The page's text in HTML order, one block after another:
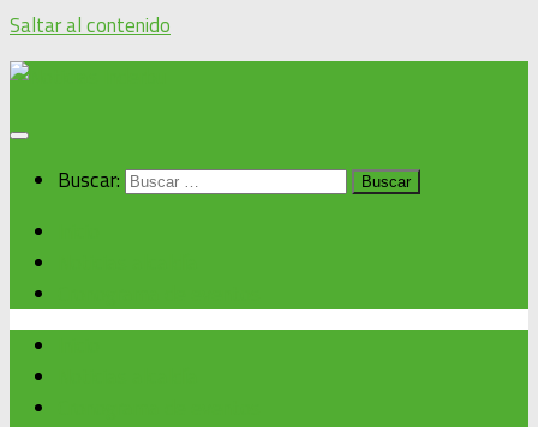
Saltar al contenido
Buscar: